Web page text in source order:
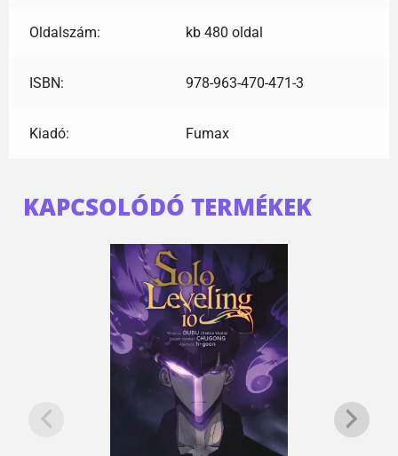
Oldalszám: kb 480 oldal
ISBN: 978-963-470-471-3
Kiadó: Fumax
KAPCSOLÓDÓ TERMÉKEK